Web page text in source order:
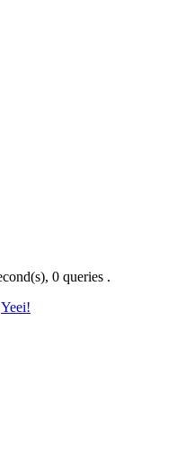
0 queries .
Yeei!